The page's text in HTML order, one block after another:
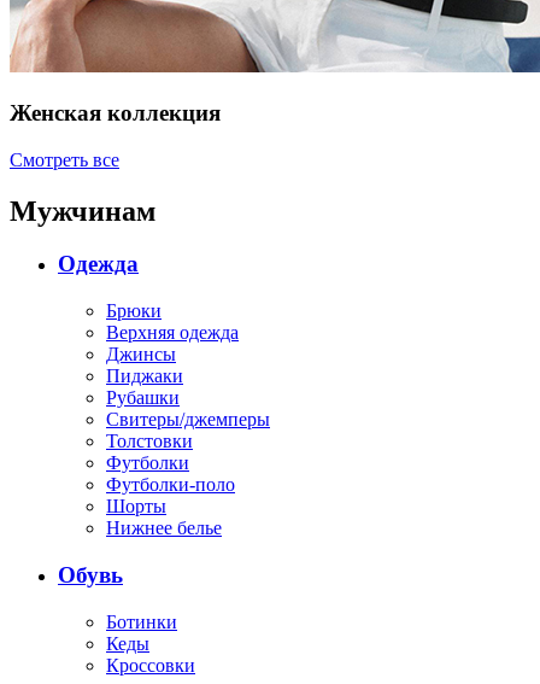
Женская коллекция
Смотреть все
Мужчинам
Одежда
Брюки
Верхняя одежда
Джинсы
Пиджаки
Рубашки
Свитеры/джемперы
Толстовки
Футболки
Футболки-поло
Шорты
Нижнее белье
Обувь
Ботинки
Кеды
Кроссовки